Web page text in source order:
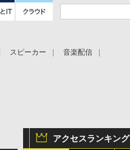
スピーカー
音楽配信
アクセスランキング